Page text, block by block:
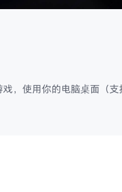
，使用你的电脑桌面（